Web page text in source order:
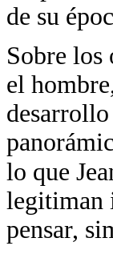
de su
Sobre los
el
lo que
legitiman
pensar,